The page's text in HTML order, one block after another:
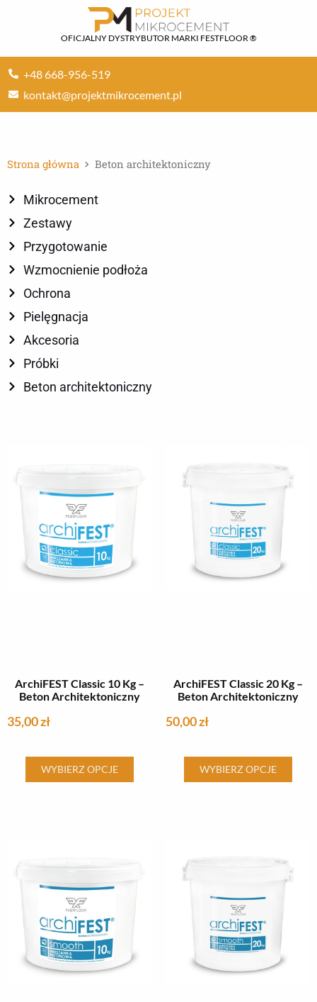
OFICJALNY DYSTRYBUTOR MARKI FESTFLOOR ®
+48 668-956-519
kontakt@projektmikrocement.pl
Strona główna Beton architektoniczny
Mikrocement
Zestawy
Przygotowanie
Wzmocnienie podłoża
Ochrona
Pielęgnacja
Akcesoria
Próbki
Beton architektoniczny
ArchiFEST Classic 10 Kg –
Beton Architektoniczny
35,00zł
WYBIERZ OPCJE
Ten
produkt
Opcje
można
wybrać
na
stronie
produktu
ArchiFEST Classic 20 Kg –
Beton Architektoniczny
50,00zł
WYBIERZ OPCJE
Ten
produkt
wybrać
na
stronie
produktu